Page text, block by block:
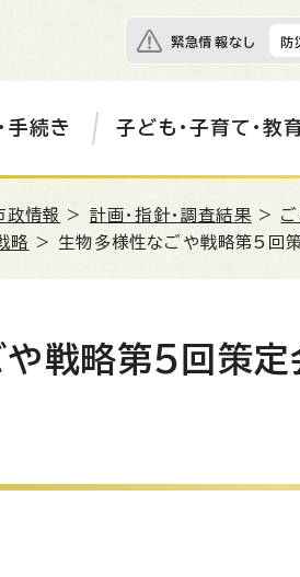
緊急情報なし 防
手続き 子ども・子育て・教
政情報 > 計画・指針・調査結果 > ご
略 > 生物多様性なごや戦略第5回
や戦略第5回策